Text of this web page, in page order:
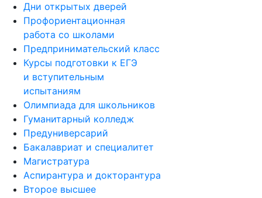
Дни открытых дверей
Профориентационная
работа со школами
Предпринимательский класс
Курсы подготовки к ЕГЭ
и вступительным
испытаниям
Олимпиада для школьников
Гуманитарный колледж
Предуниверсарий
Бакалавриат и специалитет
Магистратура
Аспирантура и докторантура
Второе высшее